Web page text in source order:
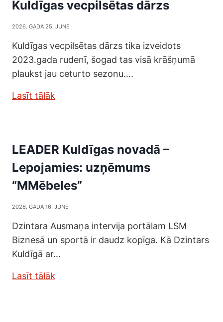
Kuldīgas vecpilsētas dārzs
2026. GADA 25. JUNE
Kuldīgas vecpilsētas dārzs tika izveidots
2023.gada rudenī, šogad tas visā krāšņumā
plaukst jau ceturto sezonu….
Lasīt tālāk
LEADER Kuldīgas novadā –
Lepojamies: uzņēmums
“MMēbeles”
2026. GADA 16. JUNE
Dzintara Ausmaņa intervija portālam LSM
Biznesā un sportā ir daudz kopīga. Kā Dzintars
Kuldīgā ar…
Lasīt tālāk